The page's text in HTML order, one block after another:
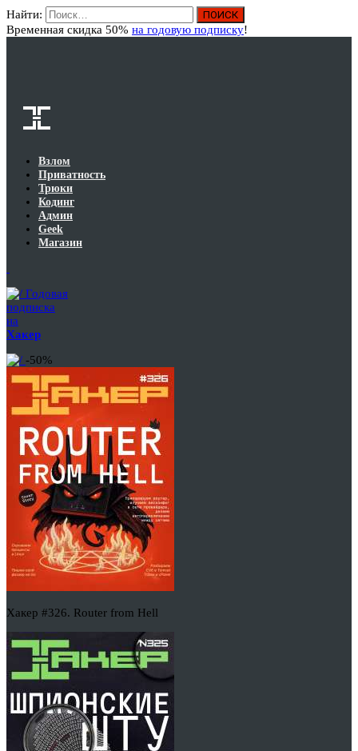
Найти:
Временная скидка 50% на годовую подписку!
Взлом
Приватность
Трюки
Кодинг
Админ
Geek
Магазин
Годовая
подписка
на
Хакер
-50%
Хакер #326. Router from Hell